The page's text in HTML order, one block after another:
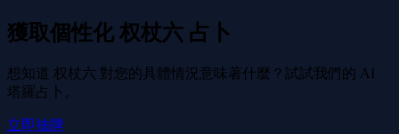
獲取個性化 权杖六 占卜
想知道 权杖六 對您的具體情況意味著什麼？試試我們的 AI
塔羅占卜。
立即抽牌